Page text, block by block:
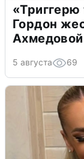
«Триггерю
Гордон
Ахмедовой
5 августа 69